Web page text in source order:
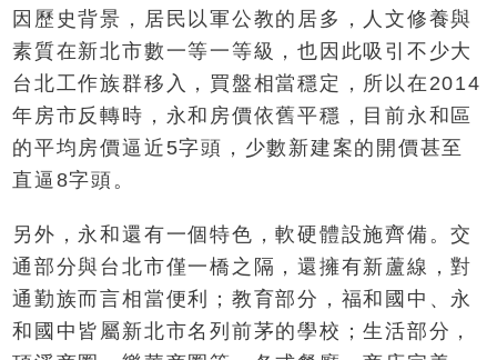
因歷史背景，居民以軍公教的居多，人文修養與
素質在新北市數一等一等級，也因此吸引不少大
台北工作族群移入，買盤相當穩定，所以在2014
年房市反轉時，永和房價依舊平穩，目前永和區
的平均房價逼近5字頭，少數新建案的開價甚至
直逼8字頭。
另外，永和還有一個特色，軟硬體設施齊備。交
通部分與台北市僅一橋之隔，還擁有新蘆線，對
通勤族而言相當便利；教育部分，福和國中、永
和國中皆屬新北市名列前茅的學校；生活部分，